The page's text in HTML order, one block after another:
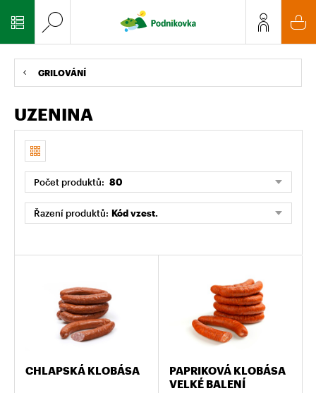
GRILOVÁNÍ
UZENINA
Počet produktů: 80
Řazení produktů: Kód vzest.
CHLAPSKÁ KLOBÁSA
PAPRIKOVÁ KLOBÁSA
VELKÉ BALENÍ